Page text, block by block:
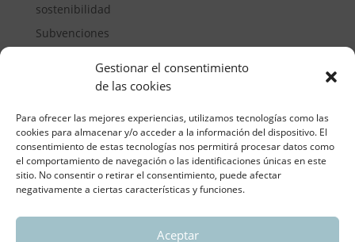
Gestionar el consentimiento
de las cookies
Para ofrecer las mejores experiencias, utilizamos tecnologías como las
cookies para almacenar y/o acceder a la información del dispositivo. El
consentimiento de estas tecnologías nos permitirá procesar datos como
el comportamiento de navegación o las identificaciones únicas en este
sitio. No consentir o retirar el consentimiento, puede afectar
negativamente a ciertas características y funciones.
Aceptar
sostenibilidad
Subvenciones